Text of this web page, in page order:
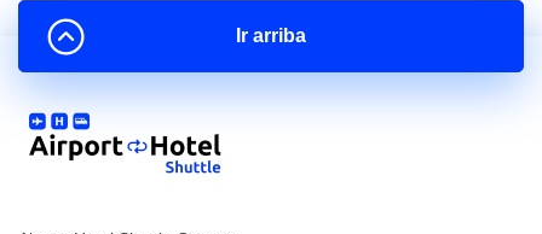
Ir arriba